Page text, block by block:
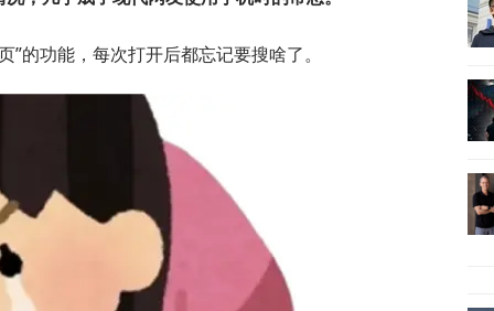
的功能，每次打开后都忘记要搜啥了。